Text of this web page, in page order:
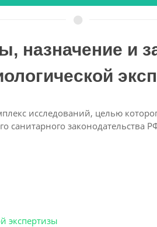
назначение и
исследований, целью
санитарного законодательства
экспертизы